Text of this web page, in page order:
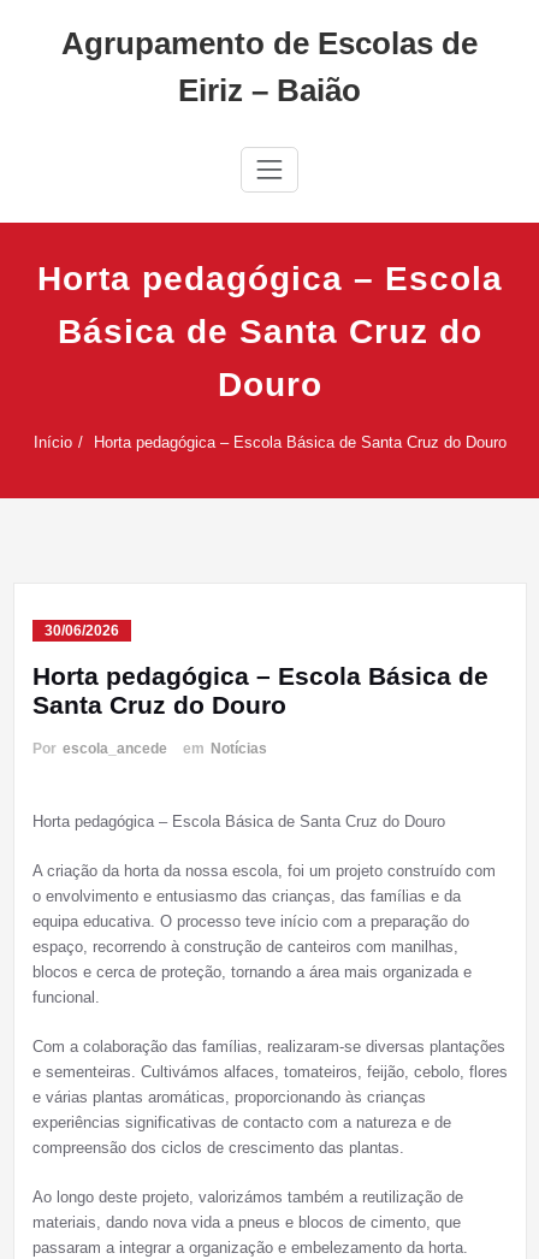
Agrupamento de Escolas de
Eiriz – Baião
Horta pedagógica – Escola
Básica de Santa Cruz do
Douro
Início Horta pedagógica – Escola Básica de Santa Cruz do Douro
30/06/2026
Horta pedagógica – Escola Básica de
Santa Cruz do Douro
Por escola_ancede em Notícias
Horta pedagógica – Escola Básica de Santa Cruz do Douro
A criação da horta da nossa escola, foi um projeto construído com
o envolvimento e entusiasmo das crianças, das famílias e da
equipa educativa. O processo teve início com a preparação do
espaço, recorrendo à construção de canteiros com manilhas,
blocos e cerca de proteção, tornando a área mais organizada e
funcional.
Com a colaboração das famílias, realizaram-se diversas plantações
e sementeiras. Cultivámos alfaces, tomateiros, feijão, cebolo, flores
e várias plantas aromáticas, proporcionando às crianças
experiências significativas de contacto com a natureza e de
compreensão dos ciclos de crescimento das plantas.
Ao longo deste projeto, valorizámos também a reutilização de
materiais, dando nova vida a pneus e blocos de cimento, que
passaram a integrar a organização e embelezamento da horta.